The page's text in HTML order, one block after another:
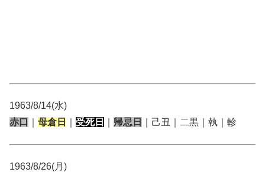
1963/8/14(水)
赤口
母倉日 受死日 帰忌日 ｜己丑｜二黒｜執｜軫
1963/8/26(月)